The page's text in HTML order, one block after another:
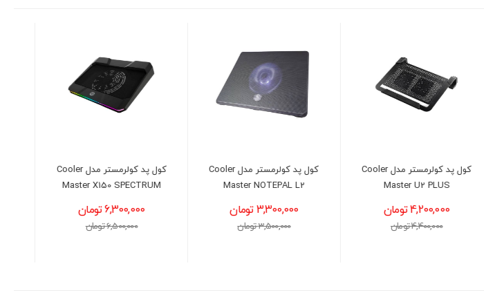
کول پد کولرمستر مدل Cooler
Master NOTEPAL L2
3,300,000 تومان
3,500,000 تومان
کول پد کولرمستر مدل Cooler
Master X150 SPECTRUM
6,300,000 تومان
6,500,000 تومان
لپ تاپ ایسوس مدل ASUS
VivoBook F1504VA - Core
5(120U)-16GB-512GB-INT
127,600,000 تومان